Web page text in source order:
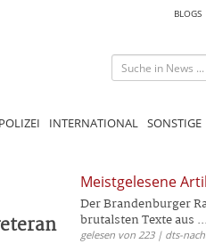
BLOGS
POLIZEI INTERNATIONAL SONSTIGE
Meistgelesene
Der Brandenburger
brutalsten Texte aus ...
gelesen von 223 | dts-